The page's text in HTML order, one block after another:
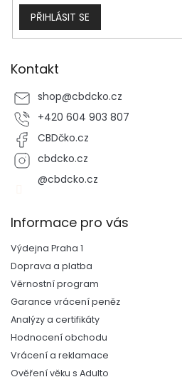
PŘIHLÁSIT SE
Kontakt
shop@cbdcko.cz
+420 604 903 807
CBDčko.cz
cbdcko.cz
@cbdcko.cz
Informace pro vás
Výdejna Praha 1
Doprava a platba
Věrnostní program
Garance vrácení peněz
Analýzy a certifikáty
Hodnocení obchodu
Vrácení a reklamace
Ověření věku s Adulto